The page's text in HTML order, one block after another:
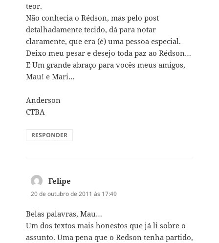
teor.
Não conhecia o Rédson, mas pelo post
detalhadamente tecido, dá para notar
claramente, que era (é) uma pessoa especial.
Deixo meu pesar e desejo toda paz ao Rédson…
E Um grande abraço para vocês meus amigos,
Mau! e Mari…
Anderson
CTBA
RESPONDER
Felipe
20 de outubro de 2011 às 17:49
Belas palavras, Mau…
Um dos textos mais honestos que já li sobre o
assunto. Uma pena que o Redson tenha partido,